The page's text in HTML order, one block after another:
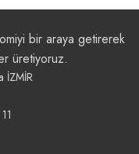
bir araya getirerek
üretiyoruz.
İZMİR